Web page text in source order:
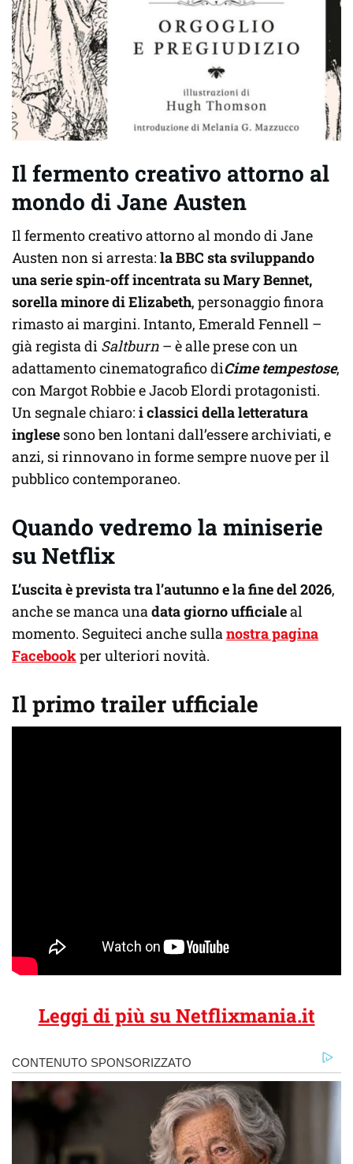
Il fermento creativo attorno al
mondo di Jane Austen
Il fermento creativo attorno al mondo di Jane
Austen non si arresta: la BBC sta sviluppando
una serie spin-off incentrata su Mary Bennet,
sorella minore di Elizabeth, personaggio finora
rimasto ai margini. Intanto, Emerald Fennell –
già regista di Saltburn – è alle prese con un
adattamento cinematografico diCime tempestose,
con Margot Robbie e Jacob Elordi protagonisti.
Un segnale chiaro: i classici della letteratura
inglese sono ben lontani dall’essere archiviati, e
anzi, si rinnovano in forme sempre nuove per il
pubblico contemporaneo.
Quando vedremo la miniserie
su Netflix
L’uscita è previstatra l’autunno e la fine del 2026,
anche se manca unadata giorno ufficialeal
momento. Seguiteci anche sullanostra pagina
Facebookper ulteriori novità.
Il primo trailer ufficiale
Leggi di più su Netflixmania.it